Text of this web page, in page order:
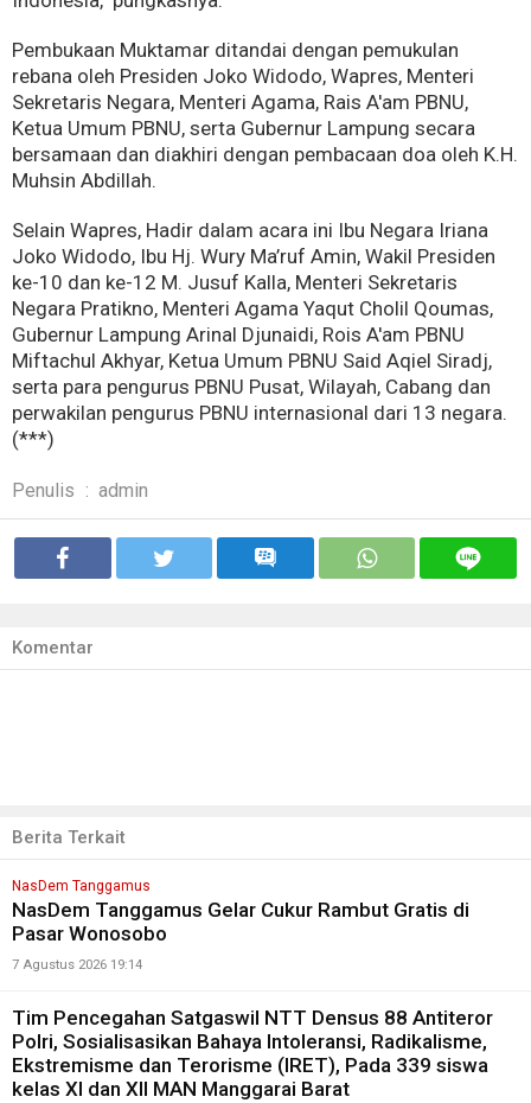
Pembukaan Muktamar ditandai dengan pemukulan
rebana oleh Presiden Joko Widodo, Wapres, Menteri
Sekretaris Negara, Menteri Agama, Rais A'am PBNU,
Ketua Umum PBNU, serta Gubernur Lampung secara
bersamaan dan diakhiri dengan pembacaan doa oleh K.H.
Muhsin Abdillah.
Selain Wapres, Hadir dalam acara ini Ibu Negara Iriana
Joko Widodo, Ibu Hj. Wury Ma’ruf Amin, Wakil Presiden
ke-10 dan ke-12 M. Jusuf Kalla, Menteri Sekretaris
Negara Pratikno, Menteri Agama Yaqut Cholil Qoumas,
Gubernur Lampung Arinal Djunaidi, Rois A'am PBNU
Miftachul Akhyar, Ketua Umum PBNU Said Aqiel Siradj,
serta para pengurus PBNU Pusat, Wilayah, Cabang dan
perwakilan pengurus PBNU internasional dari 13 negara.
(***)
Penulis : admin
Komentar
Berita Terkait
NasDem Tanggamus
NasDem Tanggamus Gelar Cukur Rambut Gratis di
Pasar Wonosobo
7 Agustus 2026 19:14
Tim Pencegahan Satgaswil NTT Densus 88 Antiteror
Polri, Sosialisasikan Bahaya Intoleransi, Radikalisme,
Ekstremisme dan Terorisme (IRET), Pada 339 siswa
kelas XI dan XII MAN Manggarai Barat